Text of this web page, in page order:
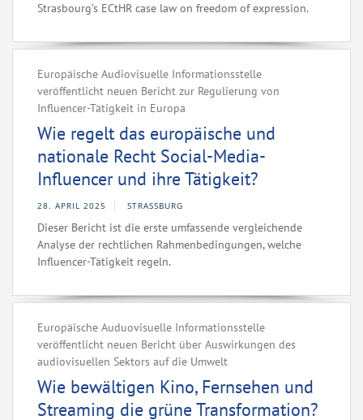
Strasbourg’s ECtHR case law on freedom of expression.
Europäische Audiovisuelle Informationsstelle
veröffentlicht neuen Bericht zur Regulierung von
Influencer-Tätigkeit in Europa
Wie regelt das europäische und
nationale Recht Social-Media-
Influencer und ihre Tätigkeit?
28. APRIL 2025 STRASSBURG
Dieser Bericht ist die erste umfassende vergleichende
Analyse der rechtlichen Rahmenbedingungen, welche
Influencer-Tätigkeit regeln.
Europäische Auduovisuelle Informationsstelle
veröffentlicht neuen Bericht über Auswirkungen des
audiovisuellen Sektors auf die Umwelt
Wie bewältigen Kino, Fernsehen und
Streaming die grüne Transformation?